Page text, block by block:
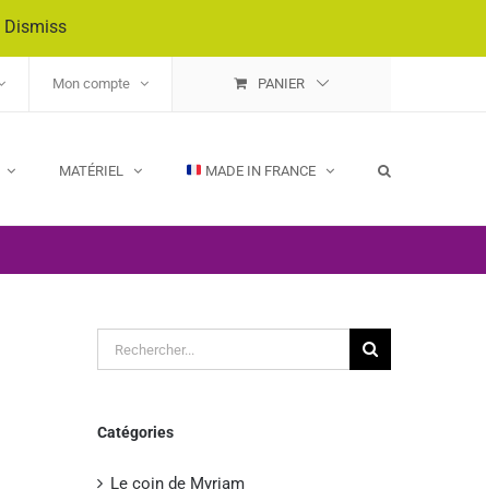
Mon compte PANIER
MATÉRIEL MADE IN FRANCE
Rechercher:
Catégories
Le coin de Myriam
Dismiss